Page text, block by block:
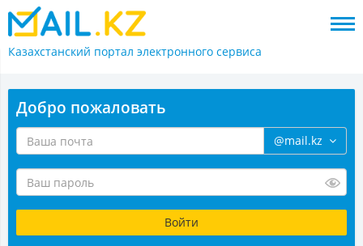
Казахстанский портал электронного сервиса
Добро пожаловать
@mail.kz